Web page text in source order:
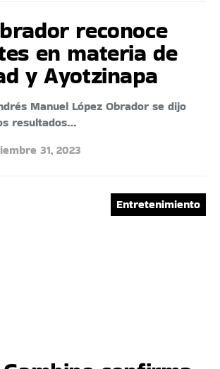
reconoce
en materia de
y Ayotzinapa
Manuel López Obrador se dijo
resultados…
31, 2023
Entretenimiento